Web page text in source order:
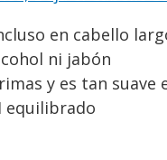
en cabello
ni jabón
y es tan suave
equilibrado